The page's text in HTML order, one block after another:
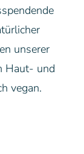
unserer
Haut- und
vegan.